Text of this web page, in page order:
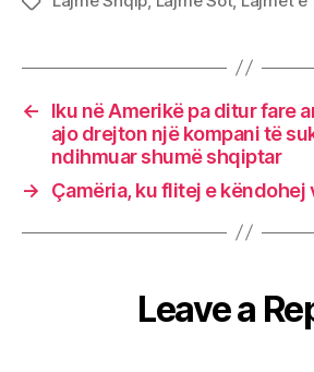
←
Iku në Amerikë pa ditur fare
ajo drejton një kompani të
ndihmuar shumë shqiptar
→
Çamëria, ku flitej e këndohej
Leave a